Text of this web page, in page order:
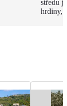
středu
hrdiny,